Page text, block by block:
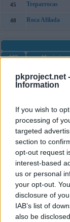
pkproject.net -
Information
If you wish to
processing of
targeted
section to
opt-out request
interest-based
us or personal
your opt-out.
disclosure of
IAB’s list of
also be
45 Treparrocas
48 Roca Afilada
MT
MT06 Tóxico
MT10 Poder Oculto
MT12 Mofa
Protección
MT21 Frustración
Retribución
MT31 Demolición
MT32 Doble Equipo